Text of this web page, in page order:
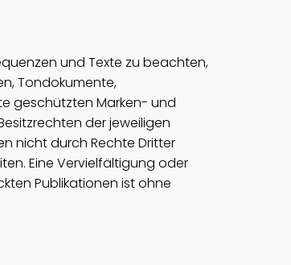
und Texte zu beachten,
Tondokumente,
geschützten Marken- und
der jeweiligen
nicht durch Rechte Dritter
Eine Vervielfältigung oder
Publikationen ist ohne